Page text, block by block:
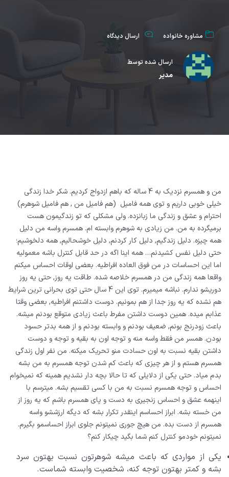
مشاوره خانواده ارسال دیدگاه
ارسال شده توسط
مدیر
من و همسرم نزدیک به 4 ساله که باهم ازدواج کردیم. شکر خدا زندگی
خیلی خوبی داریم و توی همه فامیل (هم فامیل من , هم فامیل شوهرم)
احترام و عشق و زندگی ما زبانزده. ولی مشکلی که تو زندگیمون هست
برمیگرده به من. من زیادی به شوهرم وابسته ام. همسرم واسه من دلیل
همه چیزه. دلیل زندگیم, دلیل کار کردنم, دلیل خوشحالیم, همه دلخوشیم؛
حتی دلیل نفس کشیدنم… همه اینا اگه در حد قابل کنترل باشه معمولیه
اما این احساسات در من فوق العاده افراطیه. بعضی اوقات احساس میکنم
واقعا همه زندگی من در همسرم خلاصه شده. طاقت یه روز, حتی یه روز
دوریشو ندارم. نباشه میمیرم. توی این 4 سال حتی توی بحرانی ترین شرایط
هم نشده که یه روز جدا از هم بمونیم. دوست داشتنم افراطیه, بعضی وقتا
عذابم میده. همین دوست داشتن مفرط باعث زیادی متوقع بودنم میشه.
باعث زودرنج بونم, ضعیف بودنم و وابسته بودنم و از همه بدتر حسود
بودن. همسر من فقط واسه منه و توجه اون به بقیه و توجه و دوست
داشتن بقیه نسبت به اون حسادت منو تحریک میکنه. من نفر اول زندگی
همسرم هستم و از هر چیزی که باعث کم شدن توجه همسرم به من بشه
بدم میاد. حتی یکی از دلایلی که تا حالا بچه دار نشدیم همینه که نمیخوام
احساس و توجه همسرم نسبت به من با کسی تقسیم بشه. میترسم با
اینهمه عشق و احساس زنجیری به دست و پای همسرم باشم که یه روز از
من خسته بشه. ابراز احساسم اینقدر تکرار بشه که دیگه ارزششو واسه
همسرم از دست بده. من هیچ جوری نمیتونم جلوی ابراز احساسمو بگیرم.
نمیتونم خودمو کنترل کنم شما بگید چیکار کنم؟
یکی از مواردی که باعث میشه شوهرتون نسبت بهتون سرد
بشه و کمتر بهتون توجه کنه، شخصیت وابسته شماست.